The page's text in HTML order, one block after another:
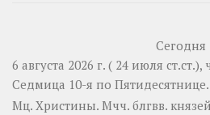
Сегодня
6 августа 2026 г. ( 24 июля ст.ст.),
Седмица 10-я по Пятидесятнице.
Мц. Христины. Мчч. блгвв. князей